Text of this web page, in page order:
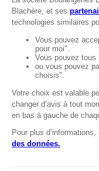
Mentions
Protection des
LignÉthique